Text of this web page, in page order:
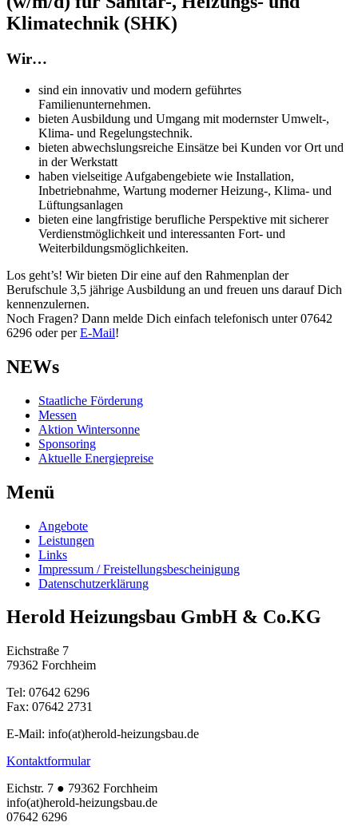
Klimatechnik (SHK)
Wir…
sind ein innovativ und modern geführtes
Familienunternehmen.
bieten Ausbildung und Umgang mit modernster Umwelt-,
Klima- und Regelungstechnik.
bieten abwechslungsreiche Einsätze bei Kunden vor Ort und
in der Werkstatt
haben vielseitige Aufgabengebiete wie Installation,
Inbetriebnahme, Wartung moderner Heizung-, Klima- und
Lüftungsanlagen
bieten eine langfristige berufliche Perspektive mit sicherer
Verdienstmöglichkeit und interessanten Fort- und
Weiterbildungsmöglichkeiten.
Los geht’s! Wir bieten Dir eine auf den Rahmenplan der
Berufschule 3,5 jährige Ausbildung an und freuen uns darauf Dich
kennenzulernen.
Noch Fragen? Dann melde Dich einfach telefonisch unter 07642
6296 oder perE-Mail!
NEWs
Staatliche Förderung
Messen
Aktion Wintersonne
Sponsoring
Aktuelle Energiepreise
Menü
Angebote
Leistungen
Links
Impressum / Freistellungsbescheinigung
Datenschutzerklärung
Herold Heizungsbau GmbH & Co.KG
Eichstraße 7
79362 Forchheim
Tel: 07642 6296
Fax: 07642 2731
E-Mail: info(at)herold-heizungsbau.de
Kontaktformular
Eichstr. 7 ● 79362 Forchheim
info(at)herold-heizungsbau.de
07642 6296